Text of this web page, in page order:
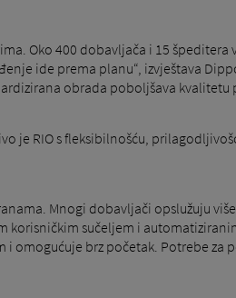
Oko 400 dobavljača i 15
ide prema planu“, izvještava
obrada poboljšava kvalitetu
je RIO s fleksibilnošću,
Mnogi dobavljači opslužuju
korisničkim sučeljem i
brz početak. Potrebe za